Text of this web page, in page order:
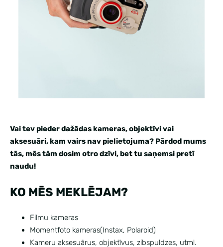
Vai tev pieder dažādas kameras, objektīvi vai
aksesuāri, kam vairs nav pielietojuma? Pārdod mums
tās, mēs tām dosim otro dzīvi, bet tu saņemsi pretī
naudu!
KO MĒS MEKLĒJAM?
Filmu kameras
Momentfoto kameras(Instax, Polaroid)
Kameru aksesuārus, objektīvus, zibspuldzes, utml.